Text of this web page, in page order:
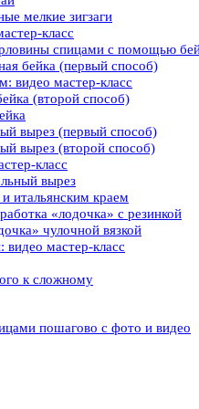
мелкие зигзаги
класс
спицами с помощью
бейка (первый способ)
видео мастер-класс
(второй способ)
вырез (первый способ)
вырез (второй способ)
класс
вырез
итальянским краем
«лодочка» с резинкой
чулочной вязкой
видео мастер-класс
к сложному
пошагово с фото и видео